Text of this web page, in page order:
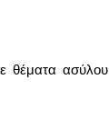
θέματα